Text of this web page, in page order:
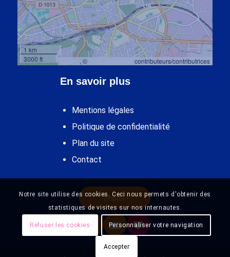
1 km
3000 ft
, © contributeurs/contributrices
En savoir plus
Mentions légales
Politique de confidentialité
Plan du site
Contact
Emploi
Notre site utilise des cookies. Ceci nous permets d'obtenir des
statistiques de visites sur nos internautes.
Refuser les cookies Personnaliser votre navigation
Accepter